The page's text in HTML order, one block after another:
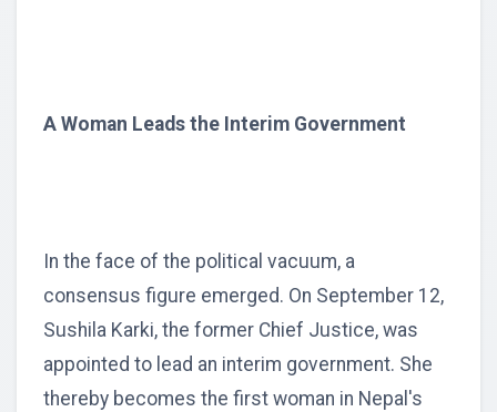
A Woman Leads the Interim Government
In the face of the political vacuum, a
consensus figure emerged. On September 12,
Sushila Karki, the former Chief Justice, was
appointed to lead an interim government. She
thereby becomes the first woman in Nepal's